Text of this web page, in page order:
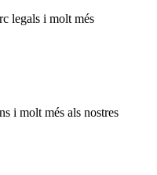
legals i molt més
i molt més als nostres